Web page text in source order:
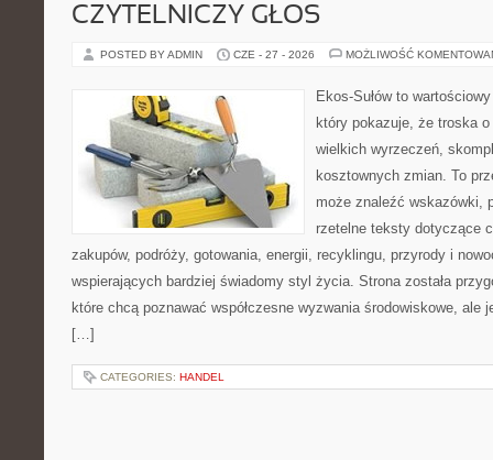
CZYTELNICZY GŁOS
POSTED BY ADMIN CZE - 27 - 2026 MOŻLIWOŚĆ
Ekos-Sułów to
który pokazuje, że troska
wielkich wyrzeczeń,
kosztownych zmian. To
może znaleźć wskazówki,
rzetelne teksty dotyczące
zakupów, podróży, gotowania, energii, recyklingu, przyrody i
wspierających bardziej świadomy styl życia. Strona została
które chcą poznawać współczesne wyzwania środowiskowe, ale
[…]
CATEGORIES: HANDEL